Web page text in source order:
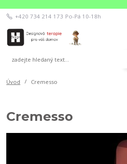
+420 734 214 173 Po-Pá 10-18h
Úvod Cremesso
Cremesso